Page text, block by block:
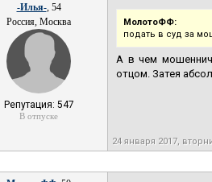
-Илья-, 54
Россия, Москва
Репутация: 547
В отпуске
МолотоФФ:
подать в суд за
А в чем
отцом. Затея
24 января 2017,